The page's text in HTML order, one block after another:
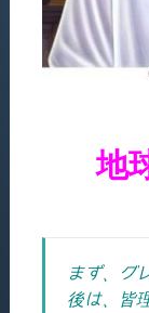
地
まず、グ
後は、皆